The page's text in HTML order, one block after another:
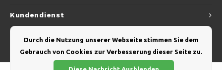
Kundendienst
Mein Konto
Durch die Nutzung unserer Webseite stimmen Sie dem
Gebrauch von Cookies zur Verbesserung dieser Seite zu.